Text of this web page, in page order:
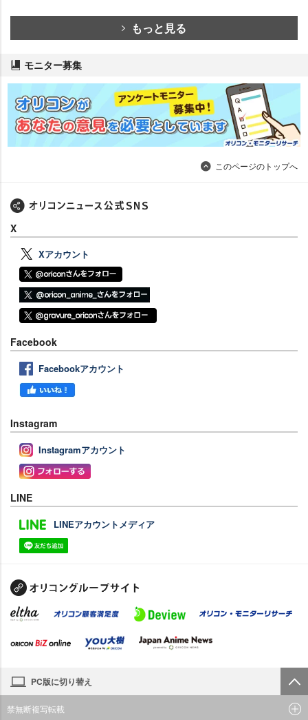
もっと見る
モニター募集
このページのトップへ
X
Xアカウント
Facebook
Facebookアカウント
Instagram
Instagramアカウント
LINE
LINEアカウントメディア
PC版に切り替え
禁無断複写転載